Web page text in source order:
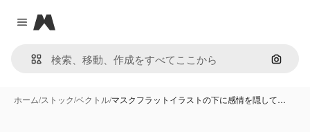
Close menu
Magnific
画像で
ホーム/ストック/ベクトル/マスクフラットイラストの下に感情を隠して…